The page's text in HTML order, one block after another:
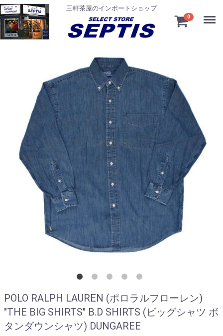
三軒茶屋のインポートショップ
0
POLO RALPH LAUREN (ポロラルフローレン)
"THE BIG SHIRTS" B.D SHIRTS (ビッグシャツ ボ
タンダウンシャツ) DUNGAREE